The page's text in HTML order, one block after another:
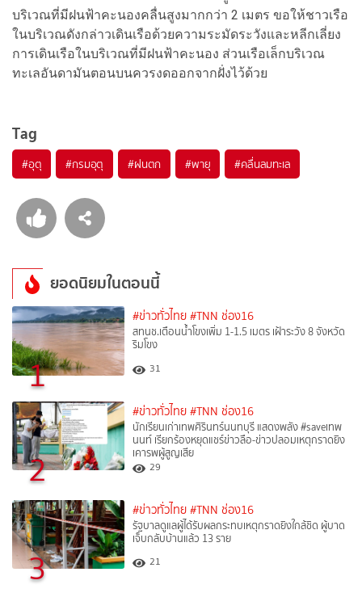
บริเวณที่มีฝนฟ้าคะนองคลื่นสูงมากกว่า 2 เมตร ขอให้ชาวเรือ
ในบริเวณดังกล่าวเดินเรือด้วยความระมัดระวังและหลีกเลี่ยง
การเดินเรือในบริเวณที่มีฝนฟ้าคะนอง ส่วนเรือเล็กบริเวณ
ทะเลอันดามันตอนบนควรงดออกจากฝั่งไว้ด้วย
Tag
#อุตุ #กรมอุตุ #ฝนตก #พายุ #คลื่นลมทะเล
ยอดนิยมในตอนนี้
1
#ข่าวทั่วไทย #TNN ช่อง16
สทนช.เตือนน้ำโขงเพิ่ม 1-1.5 เมตร เฝ้าระวัง 8 จังหวัด
ริมโขง
31
2
#ข่าวทั่วไทย #TNN ช่อง16
นักเรียนเก่าเทพศิรินทร์นนทบุรี แสดงพลัง #saveเทพ
นนท์ เรียกร้องหยุดแชร์ข่าวลือ-ข่าวปลอมเหตุกราดยิง
เคารพผู้สูญเสีย
29
3
#ข่าวทั่วไทย #TNN ช่อง16
รัฐบาลดูแลผู้ได้รับผลกระทบเหตุกราดยิงใกล้ชิด ผู้บาด
เจ็บกลับบ้านแล้ว 13 ราย
21